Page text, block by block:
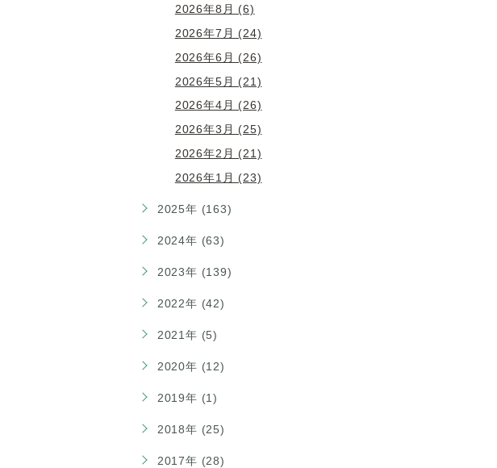
2026年8月 (6)
2026年7月 (24)
2026年6月 (26)
2026年5月 (21)
2026年4月 (26)
2026年3月 (25)
2026年2月 (21)
2026年1月 (23)
2025年 (163)
2024年 (63)
2023年 (139)
2022年 (42)
2021年 (5)
2020年 (12)
2019年 (1)
2018年 (25)
2017年 (28)